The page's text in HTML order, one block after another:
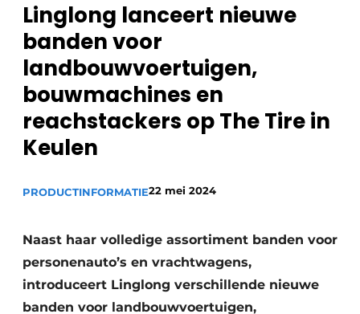
Privacy / Cookie statement
Vacature aanmelden
Video’s
Linglong lanceert nieuwe
banden voor
landbouwvoertuigen,
bouwmachines en
reachstackers op The Tire in
Keulen
PRODUCTINFORMATIE22 mei 2024
Naast haar volledige assortiment banden voor
personenauto’s en vrachtwagens,
introduceert Linglong verschillende nieuwe
banden voor landbouwvoertuigen,